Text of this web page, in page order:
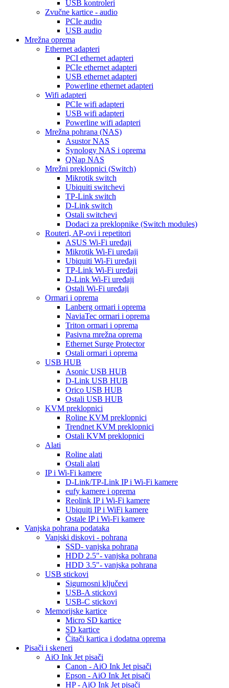
USB kontroleri
Zvučne kartice - audio
PCIe audio
USB audio
Mrežna oprema
Ethernet adapteri
PCI ethernet adapteri
PCIe ethernet adapteri
USB ethernet adapteri
Powerline ethernet adapteri
Wifi adapteri
PCIe wifi adapteri
USB wifi adapteri
Powerline wifi adapteri
Mrežna pohrana (NAS)
Asustor NAS
Synology NAS i oprema
QNap NAS
Mrežni preklopnici (Switch)
Mikrotik switch
Ubiquiti switchevi
TP-Link switch
D-Link switch
Ostali switchevi
Dodaci za preklopnike (Switch modules)
Routeri, AP-ovi i repetitori
ASUS Wi-Fi uređaji
Mikrotik Wi-Fi uređaji
Ubiquiti Wi-Fi uređaji
TP-Link Wi-Fi uređaji
D-Link Wi-Fi uređaji
Ostali Wi-Fi uređaji
Ormari i oprema
Lanberg ormari i oprema
NaviaTec ormari i oprema
Triton ormari i oprema
Pasivna mrežna oprema
Ethernet Surge Protector
Ostali ormari i oprema
USB HUB
Asonic USB HUB
D-Link USB HUB
Orico USB HUB
Ostali USB HUB
KVM preklopnici
Roline KVM preklopnici
Trendnet KVM preklopnici
Ostali KVM preklopnici
Alati
Roline alati
Ostali alati
IP i Wi-Fi kamere
D-Link/TP-Link IP i Wi-Fi kamere
eufy kamere i oprema
Reolink IP i Wi-Fi kamere
Ubiquiti IP i WiFi kamere
Ostale IP i Wi-Fi kamere
Vanjska pohrana podataka
Vanjski diskovi - pohrana
SSD- vanjska pohrana
HDD 2.5"- vanjska pohrana
HDD 3.5"- vanjska pohrana
USB stickovi
Sigurnosni ključevi
USB-A stickovi
USB-C stickovi
Memorijske kartice
Micro SD kartice
SD kartice
Čitači kartica i dodatna oprema
Pisači i skeneri
AiO Ink Jet pisači
Canon - AiO Ink Jet pisači
Epson - AiO Ink Jet pisači
HP - AiO Ink Jet pisači